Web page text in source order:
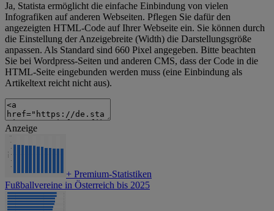
Ja, Statista ermöglicht die einfache Einbindung von vielen
Infografiken auf anderen Webseiten. Pflegen Sie dafür den
angezeigten HTML-Code auf Ihrer Webseite ein. Sie können durch
die Einstellung der Anzeigebreite (Width) die Darstellungsgröße
anpassen. Als Standard sind 660 Pixel angegeben. Bitte beachten
Sie bei Wordpress-Seiten und anderen CMS, dass der Code in die
HTML-Seite eingebunden werden muss (eine Einbindung als
Artikeltext reicht nicht aus).
Anzeige
+ Premium-Statistiken
Fußballvereine in Österreich bis 2025